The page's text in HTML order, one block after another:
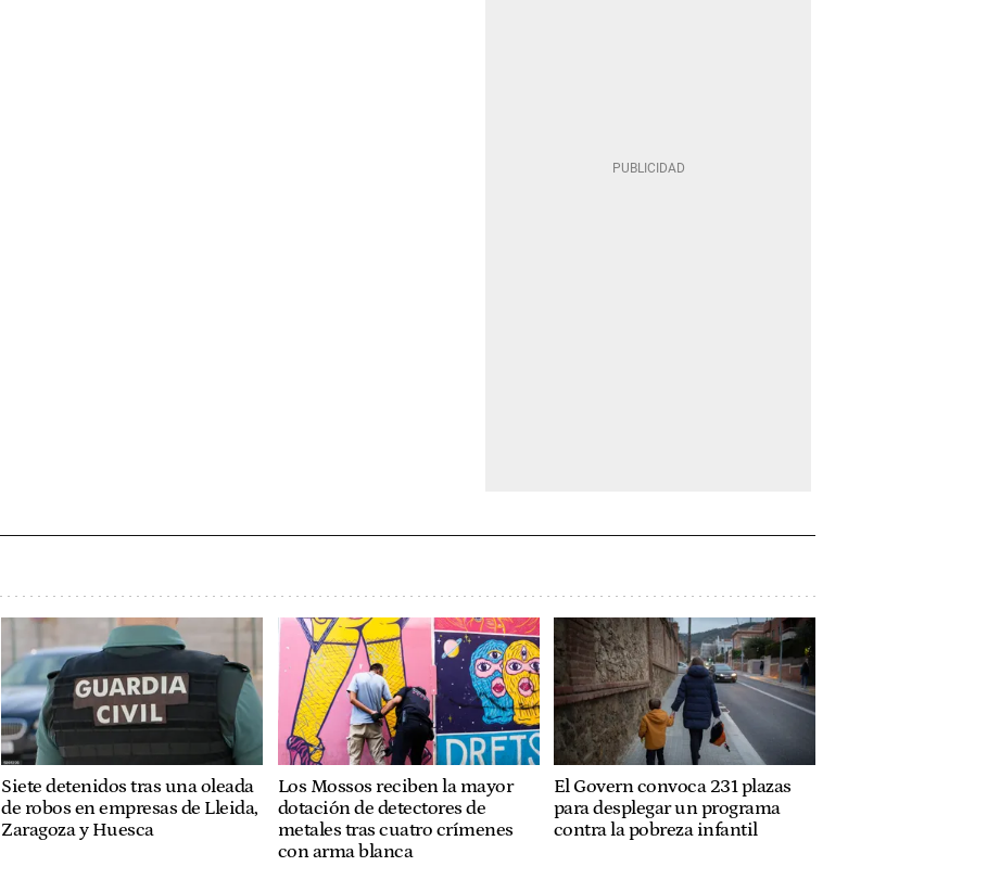
Siete detenidos tras una oleada
de robos en empresas de Lleida,
Zaragoza y Huesca
Los Mossos reciben la mayor
dotación de detectores de
metales tras cuatro crímenes
con arma blanca
El Govern convoca 231 plazas
para desplegar un programa
contra la pobreza infantil